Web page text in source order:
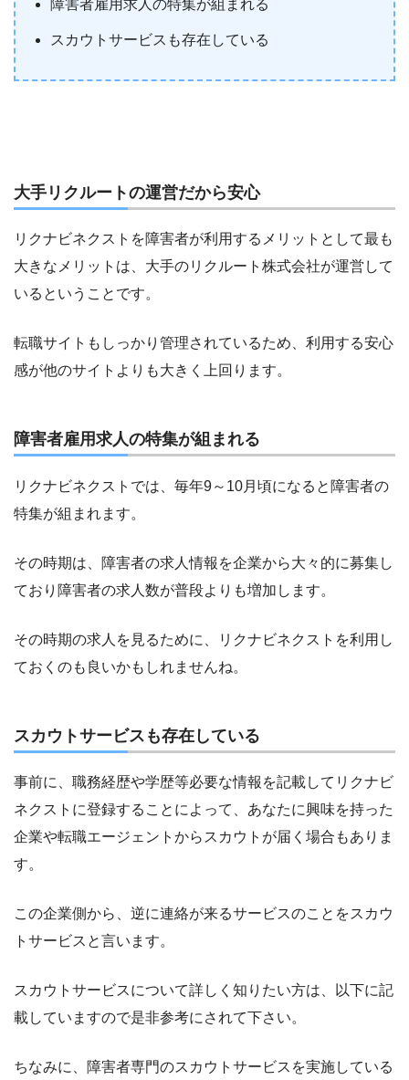
障害者雇用求人の特集が組まれる
スカウトサービスも存在している
大手リクルートの運営だから安心
リクナビネクストを障害者が利用するメリットとして最も
大きなメリットは、大手のリクルート株式会社が運営して
いるということです。
転職サイトもしっかり管理されているため、利用する安心
感が他のサイトよりも大きく上回ります。
障害者雇用求人の特集が組まれる
リクナビネクストでは、毎年9～10月頃になると障害者の
特集が組まれます。
その時期は、障害者の求人情報を企業から大々的に募集し
ており障害者の求人数が普段よりも増加します。
その時期の求人を見るために、リクナビネクストを利用し
ておくのも良いかもしれませんね。
スカウトサービスも存在している
事前に、職務経歴や学歴等必要な情報を記載してリクナビ
ネクストに登録することによって、あなたに興味を持った
企業や転職エージェントからスカウトが届く場合もありま
す。
この企業側から、逆に連絡が来るサービスのことをスカウ
トサービスと言います。
スカウトサービスについて詳しく知りたい方は、以下に記
載していますので是非参考にされて下さい。
ちなみに、障害者専門のスカウトサービスを実施している